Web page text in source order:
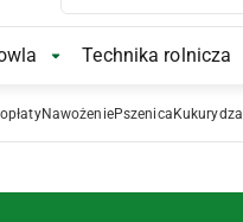
Submenu
Hodowla Submenu
Technika rolnicza
NawożeniePszenica Kukurydza